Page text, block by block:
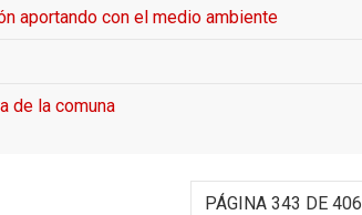
aportando con el medio ambiente
de la comuna
PÁGINA 343 DE 406